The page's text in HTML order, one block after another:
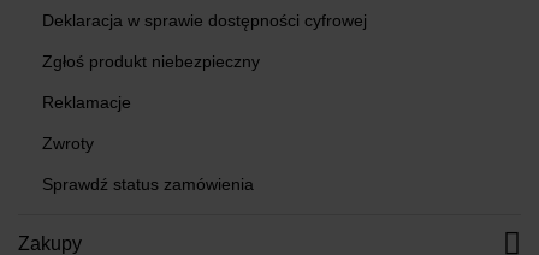
Deklaracja w sprawie dostępności cyfrowej
Zgłoś produkt niebezpieczny
Reklamacje
Zwroty
Sprawdź status zamówienia
Zakupy